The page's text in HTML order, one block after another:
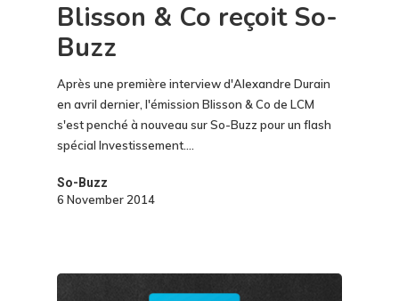
Blisson & Co reçoit So-
Buzz
Après une première interview d'Alexandre Durain
en avril dernier, l'émission Blisson & Co de LCM
s'est penché à nouveau sur So-Buzz pour un flash
spécial Investissement.…
So-Buzz
6 November 2014